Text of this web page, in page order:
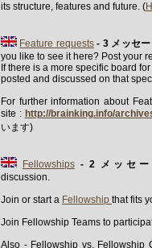
its structure, features and future. (
Feature requests - 3 メッセ
you like to see it here? Post your
If there is a more specific board
posted and discussed on that
For further information about
site : http://brainking.info/
います)
Fellowships - 2 メッセ
discussion.
Join or start a Fellowship that fits
Join Fellowship Teams to
Also - Fellowship vs. Fellowship